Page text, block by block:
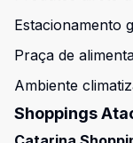
Estacionamento
Praça de
Ambiente
Shoppings